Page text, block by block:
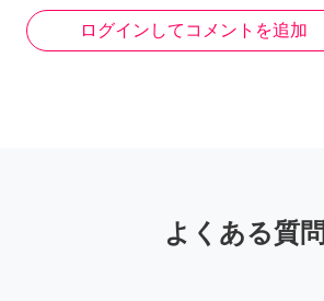
ログインしてコメントを追加
よくある質問